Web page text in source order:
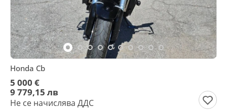
Honda Cb
5 000 €
9 779,15 лв
Не се начислява ДДС